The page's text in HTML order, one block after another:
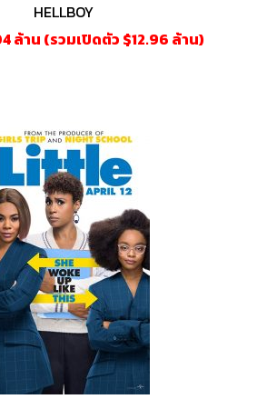
HELLBOY
ล้าน (รวมเปิดตัว $12.96 ล้าน)